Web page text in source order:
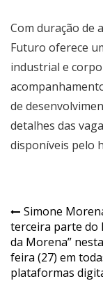
Com duração de
Futuro oferece
industrial e
de
detalhes das
disponíveis pelo
de
Post
Simone
terceira parte do
da Morena”
feira (27) em
plataformas